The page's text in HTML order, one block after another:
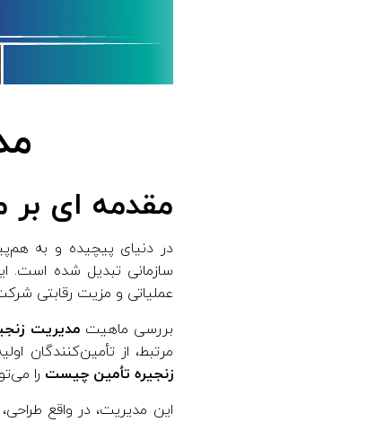
ج
ی
ر
ه
ت
مقدمه ای
در دنیای پیچیده و به
سازمانی تبدیل شده است.
عملیاتی و مزیت رقابتی
بررسی ماهیتمدیریت
مرتبط، از تأمین‌کنندگان
زنجیره تأمین چیست را
این مدیریت، در واقع